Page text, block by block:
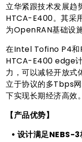
立华紧跟技术发展趋
HTCA-E400。其采
为OpenRAN基础设
在Intel Tofino P4和
HTCA-E400 edge
力，可以减轻开放式
立于协议的多Tbps
下实现长期经济高效。
【产品优势】
• 设计满足NEBS-